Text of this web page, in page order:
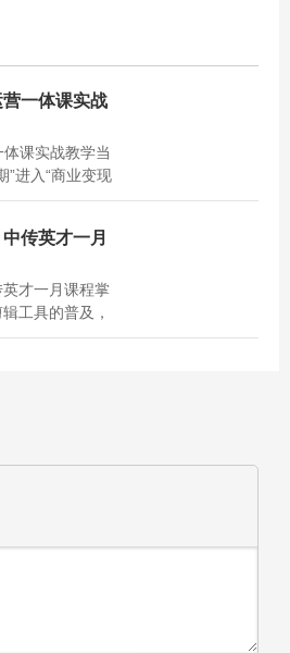
一体课实战
课实战教学当
”进入“商业变现
视频的核心不是
这样的困境：
合适...
传英才一月
思维
才一月课程掌
工具的普及，
局。过去剪辑